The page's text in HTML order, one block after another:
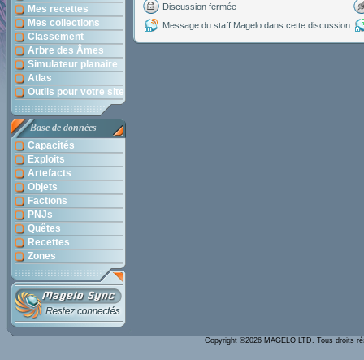
Mes recettes
Mes collections
Classement
Arbre des Âmes
Simulateur planaire
Atlas
Outils pour votre site
Base de données
Capacités
Exploits
Artefacts
Objets
Factions
PNJs
Quêtes
Recettes
Zones
Discussion fermée
Message du staff Magelo dans cette discussion
Copyright ©2026 MAGELO LTD. Tous droits